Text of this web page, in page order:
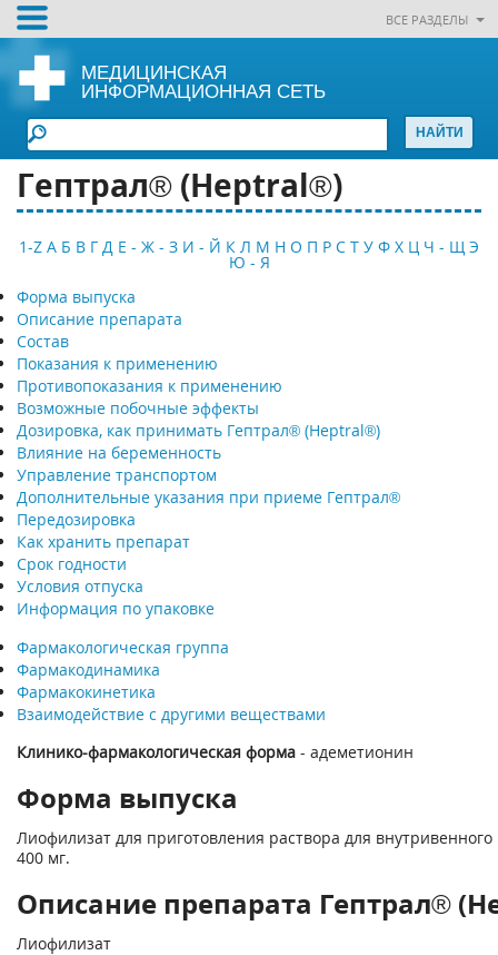
ВСЕ РАЗДЕЛЫ
МЕДИЦИНСКАЯ
ИНФОРМАЦИОННАЯ СЕТЬ
Гептрал® (Heptral®)
1-Z А Б В Г Д Е - Ж - З И - Й К Л М Н О П Р С Т У Ф Х Ц Ч - Щ Э
Ю - Я
Форма выпуска
Описание препарата
Состав
Показания к применению
Противопоказания к применению
Возможные побочные эффекты
Дозировка, как принимать Гептрал® (Heptral®)
Влияние на беременность
Управление транспортом
Дополнительные указания при приеме Гептрал®
Передозировка
Как хранить препарат
Срок годности
Условия отпуска
Информация по упаковке
Фармакологическая группа
Фармакодинамика
Фармакокинетика
Взаимодействие с другими веществами
Клинико-фармакологическая форма - адеметионин
Форма выпуска
Лиофилизат для приготовления раствора для
400 мг.
Описание препарата Гептрал®
Лиофилизат